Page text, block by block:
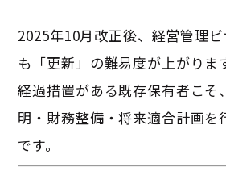
2025年10月改正後、経営管理
も「更新」の難易度が上がりま
経過措置がある既存保有者こそ
明・財務整備・将来適合計画を
です。